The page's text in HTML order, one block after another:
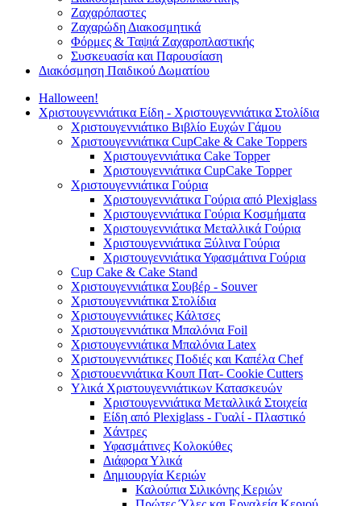
Ζαχαρόπαστες
Ζαχαρώδη Διακοσμητικά
Φόρμες & Ταψιά Ζαχαροπλαστικής
Συσκευασία και Παρουσίαση
Διακόσμηση Παιδικού Δωματίου
Halloween!
Χριστουγεννιάτικα Είδη - Χριστουγεννιάτικα Στολίδια
Χριστουγεννιάτικο Βιβλίο Ευχών Γάμου
Χριστουγεννιάτικα CupCake & Cake Toppers
Χριστουγεννιάτικα Cake Topper
Χριστουγεννιάτικα CupCake Topper
Χριστουγεννιάτικα Γούρια
Χριστουγεννιάτικα Γούρια από Plexiglass
Χριστουγεννιάτικα Γούρια Κοσμήματα
Χριστουγεννιάτικα Μεταλλικά Γούρια
Χριστουγεννιάτικα Ξύλινα Γούρια
Χριστουγεννιάτικα Υφασμάτινα Γούρια
Cup Cake & Cake Stand
Χριστουγεννιάτικα Σουβέρ - Souver
Χριστουγεννιάτικα Στολίδια
Χριστουγεννιάτικες Κάλτσες
Χριστουγεννιάτικα Μπαλόνια Foil
Χριστουγεννιάτικα Μπαλόνια Latex
Χριστουγεννιάτικες Ποδιές και Καπέλα Chef
Χριστουεννιάτικα Κουπ Πατ- Cookie Cutters
Υλικά Χριστουγεννιάτικων Κατασκευών
Χριστουγεννιάτικα Μεταλλικά Στοιχεία
Είδη από Plexiglass - Γυαλί - Πλαστικό
Χάντρες
Υφασμάτινες Κολοκύθες
Διάφορα Υλικά
Δημιουργία Κεριών
Καλούπια Σιλικόνης Κεριών